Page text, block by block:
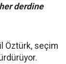
her derdine
Öztürk, seçim